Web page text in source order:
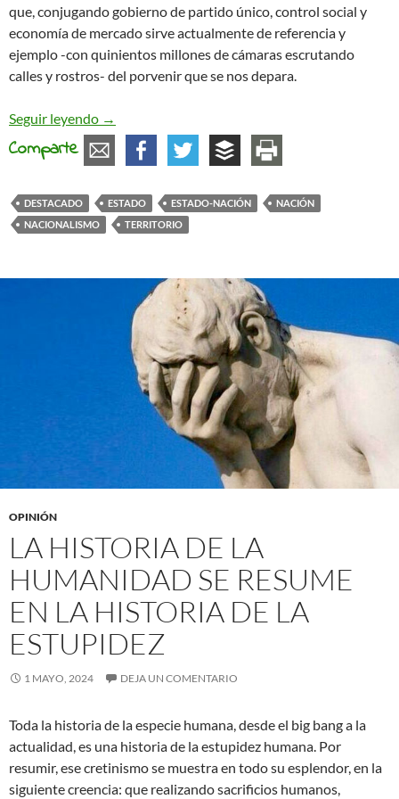
que, conjugando gobierno de partido único, control social y
economía de mercado sirve actualmente de referencia y
ejemplo -con quinientos millones de cámaras escrutando
calles y rostros- del porvenir que se nos depara.
Seguir leyendo Nazionanismo
→
Comparte
DESTACADO ESTADO ESTADO-NACIÓN
NACIÓN
NACIONALISMO
TERRITORIO
OPINIÓN
LA HISTORIA DE LA
HUMANIDAD SE RESUME
EN LA HISTORIA DE LA
ESTUPIDEZ
1 MAYO, 2024 DEJA UN COMENTARIO
Toda la historia de la especie humana, desde el big bang a la
actualidad, es una historia de la estupidez humana. Por
resumir, ese cretinismo se muestra en todo su esplendor, en la
siguiente creencia: que realizando sacrificios humanos,